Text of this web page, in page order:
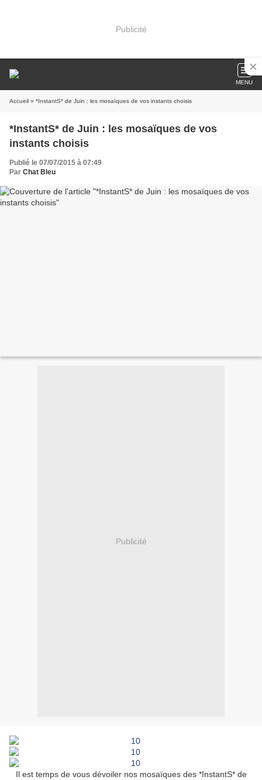
Publicité
MENU
Accueil » *InstantS* de Juin : les mosaïques de vos instants choisis
*InstantS* de Juin : les mosaïques de vos
instants choisis
Publié le 07/07/2015 à 07:49
Par Chat Bleu
Publicité
Il est temps de vous dévoiler nos mosaïques des *InstantS* de